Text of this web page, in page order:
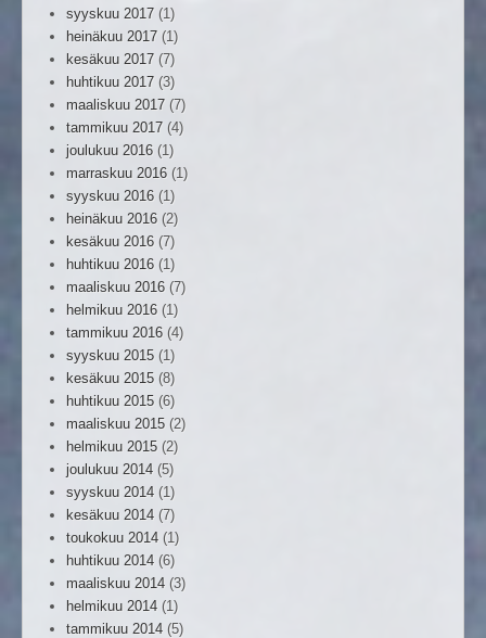
syyskuu 2017 (1)
heinäkuu 2017 (1)
kesäkuu 2017 (7)
huhtikuu 2017 (3)
maaliskuu 2017 (7)
tammikuu 2017 (4)
joulukuu 2016 (1)
marraskuu 2016 (1)
syyskuu 2016 (1)
heinäkuu 2016 (2)
kesäkuu 2016 (7)
huhtikuu 2016 (1)
maaliskuu 2016 (7)
helmikuu 2016 (1)
tammikuu 2016 (4)
syyskuu 2015 (1)
kesäkuu 2015 (8)
huhtikuu 2015 (6)
maaliskuu 2015 (2)
helmikuu 2015 (2)
joulukuu 2014 (5)
syyskuu 2014 (1)
kesäkuu 2014 (7)
toukokuu 2014 (1)
huhtikuu 2014 (6)
maaliskuu 2014 (3)
helmikuu 2014 (1)
tammikuu 2014 (5)